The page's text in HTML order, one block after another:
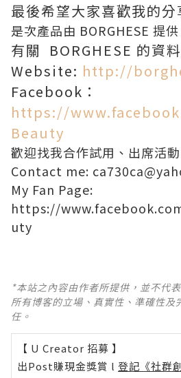
最後希望大家喜歡我的
是次產品由 BORGHESE 提供
有關 BORGHESE 的資料
Website: http://
Facebook：
https://
Beauty
歡迎找我合作試用、出席活動
Contact me:
My Fan Page:
https://
uty
*本站之內容由作者所提供，並不代
所有博客的立場、真實性、準確性及
任。
【 U Creator 招募 】
出Post賺現金獎賞 l 登記《社群